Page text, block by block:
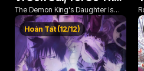
The Demon King's Daughter Is
Too Kind!!
Hoàn Tất (12/12)